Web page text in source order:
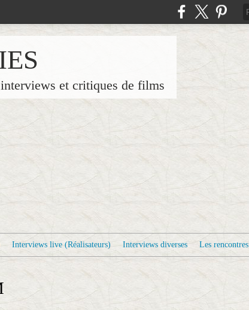
et critiques de films
Interviews live (Réalisateurs) Interviews diverses Les rencontres